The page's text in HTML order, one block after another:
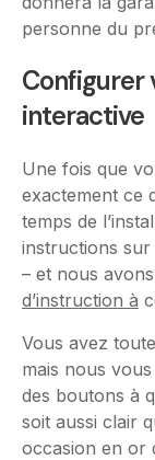
personne du
Configurer
interactive
Une fois que
exactement ce
temps de
instructions
– et nous
d’instruction à
Vous avez
mais nous
des boutons à
soit aussi clair
occasion en or